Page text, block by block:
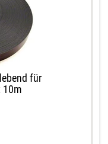
für
10m